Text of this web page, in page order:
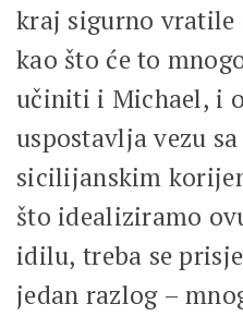
kraj sigurno vratile
kao što će to
učiniti i Michael, i
uspostavlja vezu
sicilijanskim
što idealiziramo
idilu, treba se
jedan razlog –